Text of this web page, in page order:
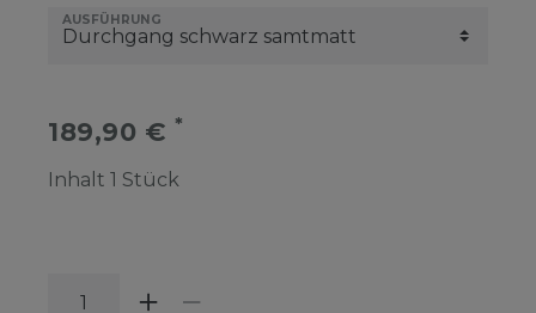
AUSFÜHRUNG
189,90 € *
Inhalt 1 Stück